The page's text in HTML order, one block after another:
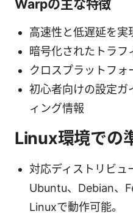
Warpの主な特徴
高速性と低遅延を実
暗号化されたトラフ
クロスプラットフォ
初心者向けの設定ガ
ィング情報
Linux環境での
対応ディストリビュ
Ubuntu、Debian、
Linuxで動作可能。